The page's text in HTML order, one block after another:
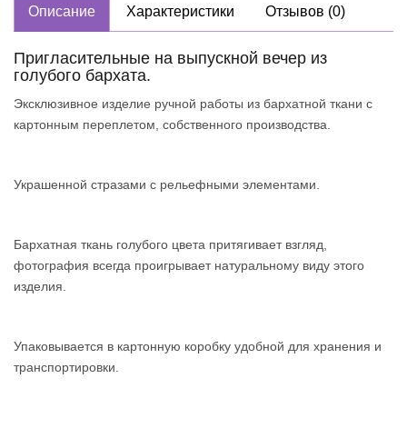
Описание Характеристики Отзывов (0)
Пригласительные на выпускной вечер из
голубого бархата.
Эксклюзивное изделие ручной работы из бархатной ткани с
картонным переплетом, собственного производства.
Украшенной стразами с рельефными элементами.
Бархатная ткань голубого цвета притягивает взгляд,
фотография всегда проигрывает натуральному виду этого
изделия.
Упаковывается в картонную коробку удобной для хранения и
транспортировки.